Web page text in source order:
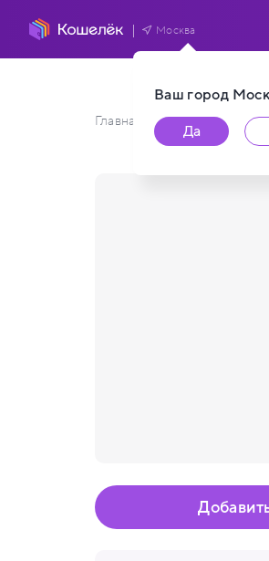
Ваш город
Да
Москва
Главная / Каталог карт